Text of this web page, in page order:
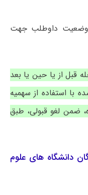
وضعیت داوطلب جهت
قبل از یا حین یا بعد
استفاده از سهمیه
ضمن لغو قبولی، طبق
دانشگاه های علوم